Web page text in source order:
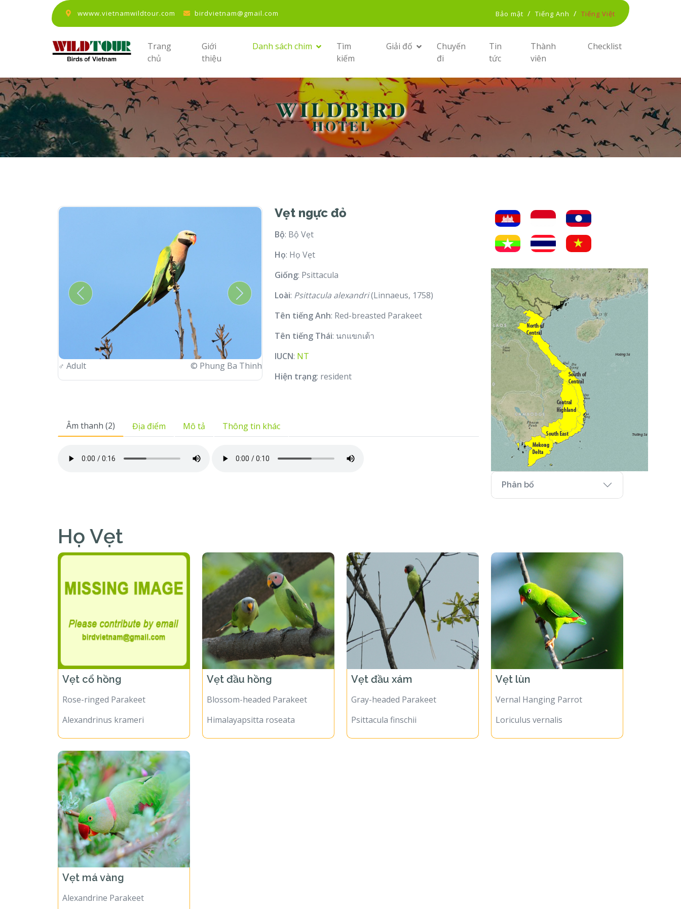
wwww.vietnamwildtour.com birdvietnam@gmail.com Bảo mật / Tiếng Anh / Tiếng Việt
Trang
chủ
Giới
thiệu
Danh sách chim
Tìm
kiếm
Giải đố
Chuyến
đi
Tin
tức
Thành
viên
Checklist
Adult © Phung Ba Thinh♂Adult
Previous Next
Vẹt ngực đỏ
Bộ: Bộ Vẹt
Họ: Họ Vẹt
Giống: Psittacula
Loài: Psittacula alexandri(Linnaeus, 1758)
Tên tiếng Anh: Red-breasted Parakeet
Tên tiếng Thái: นกแขกเต้า
IUCN: NT
Hiện trạng: resident
Âm thanh (2) Địa điểm Mô tả Thông tin khác
Phân bố
Họ Vẹt
Vẹt cổ hồng
Rose-ringed Parakeet
Alexandrinus krameri
Vẹt đầu hồng
Blossom-headed Parakeet
Himalayapsitta roseata
Vẹt đầu xám
Gray-headed Parakeet
Psittacula finschii
Vẹt lùn
Vernal Hanging Parrot
Loriculus vernalis
Vẹt má vàng
Alexandrine Parakeet